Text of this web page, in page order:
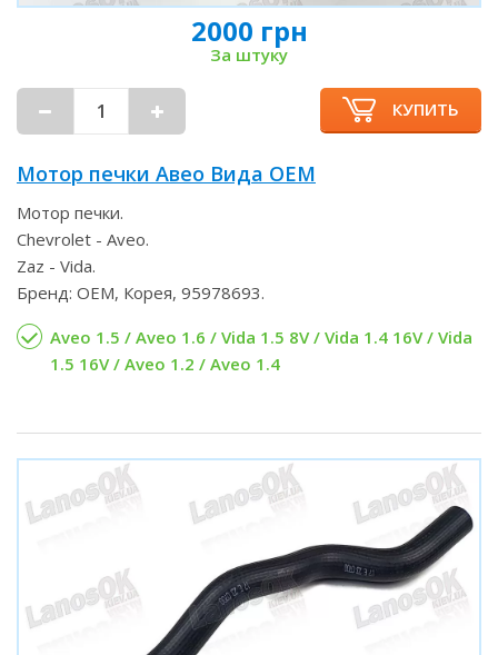
2000 грн
За штуку
КУПИТЬ
Мотор печки Авео Вида OEM
Мотор печки.
Chevrolet - Aveo.
Zaz - Vida.
Бренд: OEM, Корея, 95978693.
Aveo 1.5 / Aveo 1.6 / Vida 1.5 8V / Vida 1.4 16V / Vida
1.5 16V / Aveo 1.2 / Aveo 1.4